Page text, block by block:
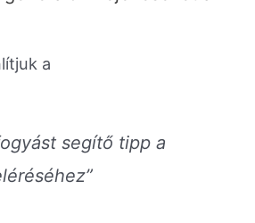
a
segítő tipp a